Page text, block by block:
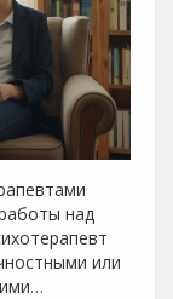
над
или